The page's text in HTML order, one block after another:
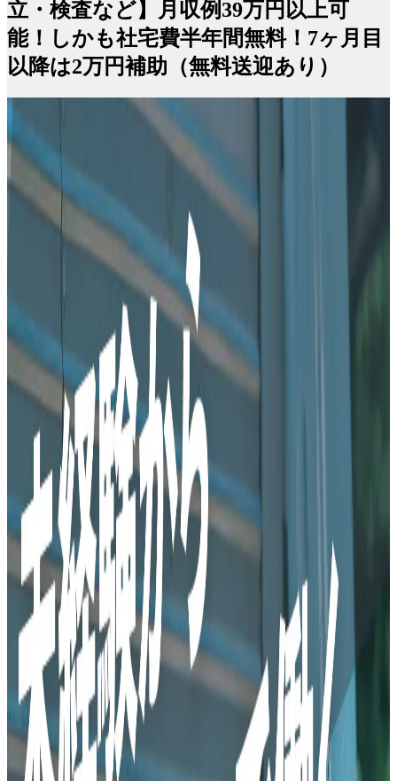
立・検査など】月収例39万円以上可
能！しかも社宅費半年間無料！7ヶ月目
以降は2万円補助（無料送迎あり）